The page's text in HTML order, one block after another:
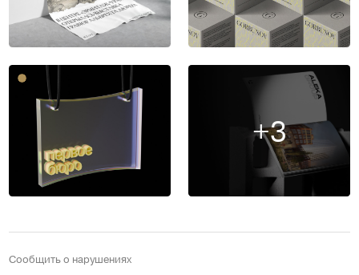
+3
Сообщить о нарушениях